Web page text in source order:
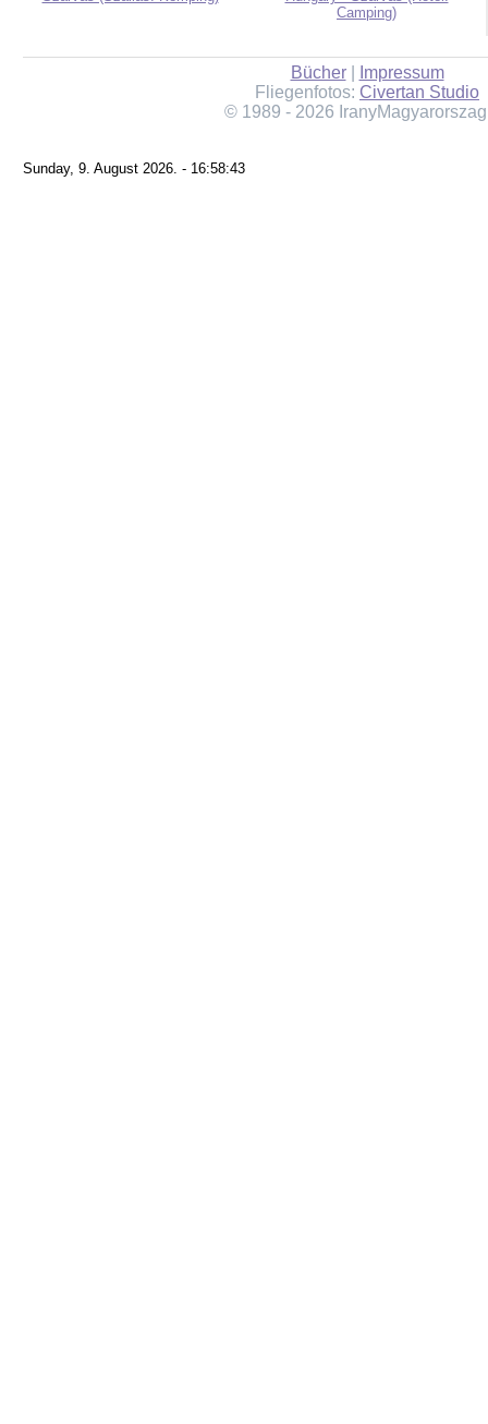
Camping)
Bücher|
Impressum
Fliegenfotos: Civertan Studio
© 1989 - 2026
Sunday, 9. August 2026. - 16:58:43